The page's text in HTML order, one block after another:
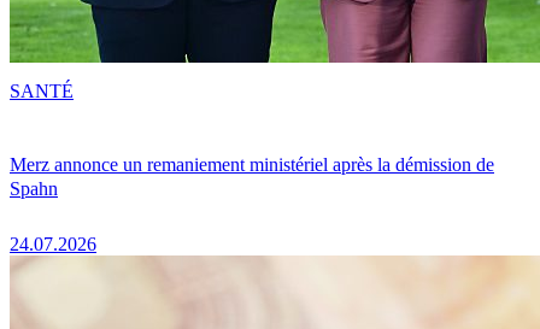
Merz annonce un remaniement ministériel après la démission de
Spahn
24.07.2026
SANTÉ